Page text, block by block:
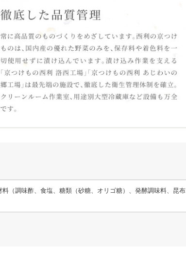
料（調味酢、食塩、糖類（砂糖、オリゴ糖）、発酵調味料、昆